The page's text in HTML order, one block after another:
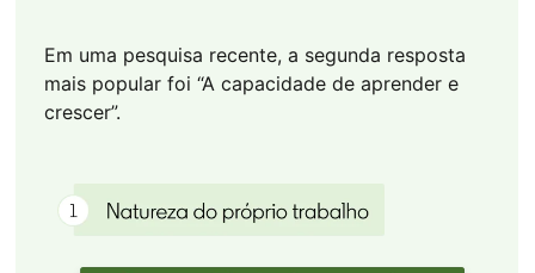
Em uma pesquisa recente, a segunda resposta
mais popular foi “A capacidade de aprender e
crescer”.